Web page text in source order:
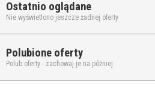
Ostatnio oglądane
Nie wyświetlono jeszcze żadnej oferty
Polubione oferty
Polub oferty - zachowaj je na później